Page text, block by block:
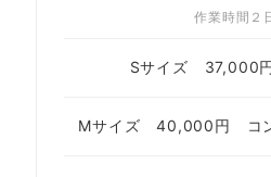
作業時間２
Sサイズ 37,000
Mサイズ 40,000円 コン